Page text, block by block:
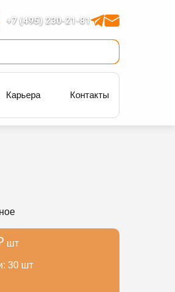
+7 (495) 230-21-81
Карьера Контакты
шт
30 шт